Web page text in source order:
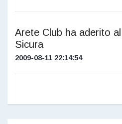
Arete Club ha aderito
Sicura
2009-08-11 22:14:54